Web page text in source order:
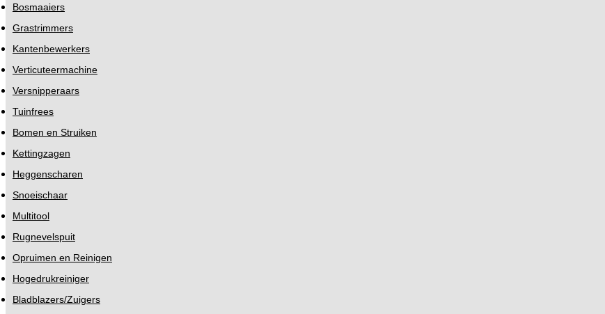
Bosmaaiers
Grastrimmers
Kantenbewerkers
Verticuteermachine
Versnipperaars
Tuinfrees
Bomen en Struiken
Kettingzagen
Heggenscharen
Snoeischaar
Multitool
Rugnevelspuit
Opruimen en Reinigen
Hogedrukreiniger
Bladblazers/Zuigers